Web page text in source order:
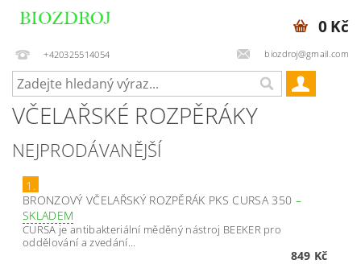
+420325514054 biozdroj@gmail.com
0 Kč
VČELAŘSKÉ ROZPĚRÁKY
NEJPRODÁVANĚJŠÍ
1.
BRONZOVÝ VČELAŘSKÝ ROZPĚRÁK PKS CURSA 350 –
SKLADEM
CURSA je antibakteriální měděný nástroj BEEKER pro
oddělování a zvedání...
849 Kč